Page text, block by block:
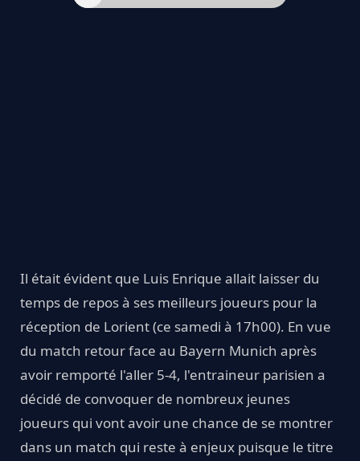
Il était évident que Luis Enrique allait laisser du
temps de repos à ses meilleurs joueurs pour la
réception de Lorient (ce samedi à 17h00). En vue
du match retour face au Bayern Munich après
avoir remporté l'aller 5-4, l'entraineur parisien a
décidé de convoquer de nombreux jeunes
joueurs qui vont avoir une chance de se montrer
dans un match qui reste à enjeux puisque le titre